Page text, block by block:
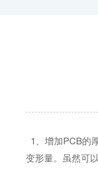
1、增加PCB的
变形量。虽然可